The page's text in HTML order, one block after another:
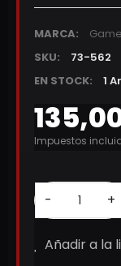
MARCA:
SKU:
73-562
EN STOCK:
1
Impuestos
- +
Añadir a la